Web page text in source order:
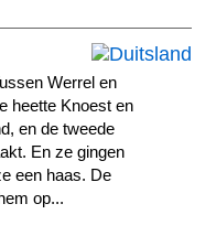
Werrel en
heette Knoest en
en de tweede
En ze gingen
een haas. De
op...